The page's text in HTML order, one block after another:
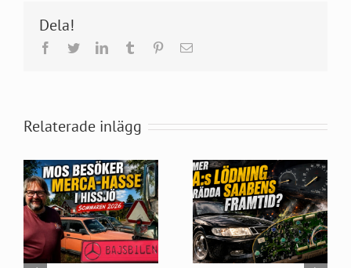
Dela!
Facebook
TwitterLinkedInTumblr Pinterest
E-
Relaterade inlägg